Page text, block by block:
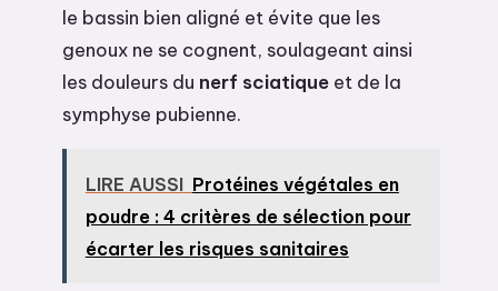
le bassin bien aligné et évite que les
genoux ne se cognent, soulageant ainsi
les douleurs du nerf sciatique et de la
symphyse pubienne.
LIRE AUSSI Protéines végétales en
poudre : 4 critères de sélection pour
écarter les risques sanitaires